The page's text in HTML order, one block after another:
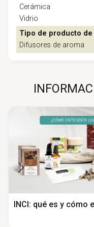
Cerámica
Vidrio
Tipo de producto
Difusores de aroma
INCI: qué es y cómo